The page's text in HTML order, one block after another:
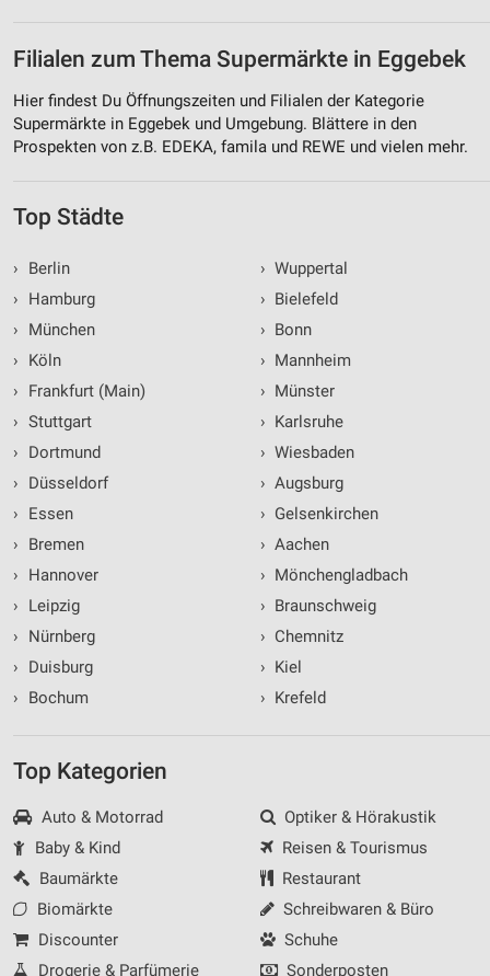
Filialen zum Thema Supermärkte in Eggebek
Hier findest Du Öffnungszeiten und Filialen der Kategorie
Supermärkte in Eggebek und Umgebung. Blättere in den
Prospekten von z.B. EDEKA, famila und REWE und vielen mehr.
Top Städte
›
Berlin
›
Hamburg
›
München
›
Köln
›
Frankfurt (Main)
› Stuttgart
›
Dortmund
›
Düsseldorf
›
Essen
›
Bremen
›
Hannover
›
Leipzig
›
Nürnberg
›
Duisburg
›
Bochum
› Wuppertal
› Bielefeld
› Bonn
› Mannheim
› Münster
› Karlsruhe
› Wiesbaden
› Augsburg
› Gelsenkirchen
› Aachen
› Mönchengladbach
› Braunschweig
› Chemnitz
› Kiel
› Krefeld
Top Kategorien
Auto & Motorrad
Baby & Kind
Baumärkte
Biomärkte
Discounter
Drogerie & Parfümerie
Optiker & Hörakustik
Reisen & Tourismus
Restaurant
Schreibwaren & Büro
Schuhe
Sonderposten